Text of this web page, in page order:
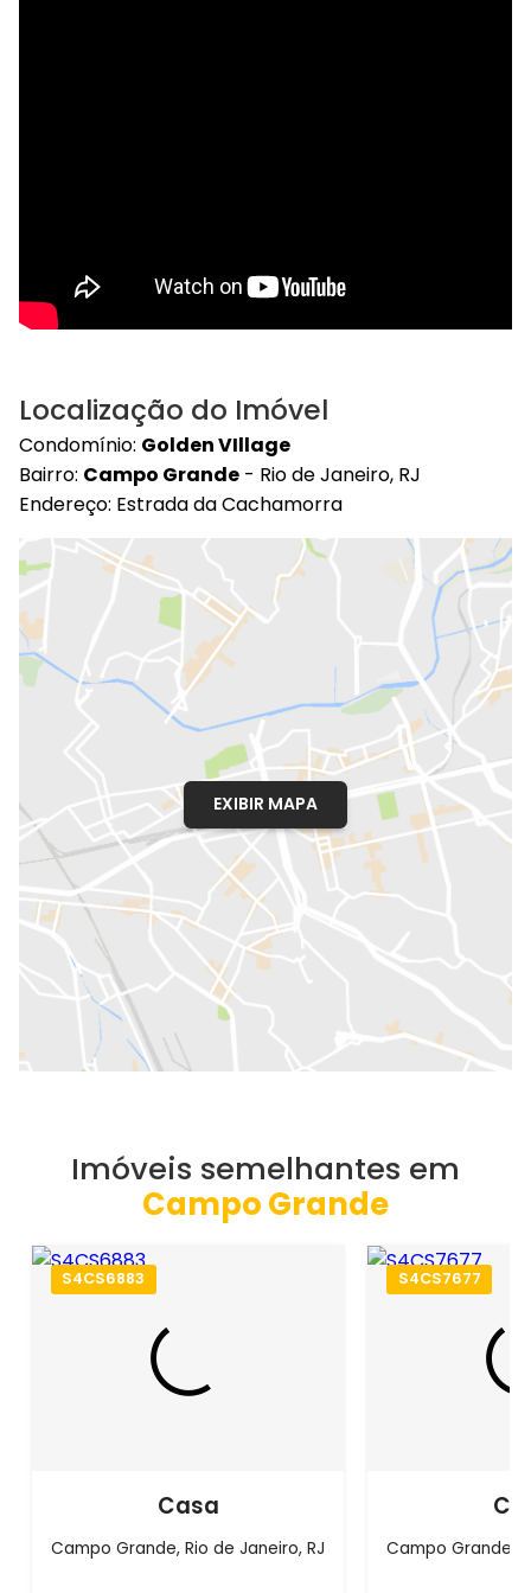
Localização do Imóvel
Condomínio: Golden VIllage
Bairro: Campo Grande - Rio de Janeiro, RJ
Endereço: Estrada da Cachamorra
EXIBIR MAPA
Imóveis semelhantes em
Campo Grande
S4CS6883
Casa
Campo Grande, Rio de Janeiro, RJ
S4CS7677
Campo Grande,